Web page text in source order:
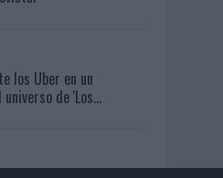
los Uber en un
de 'Los...